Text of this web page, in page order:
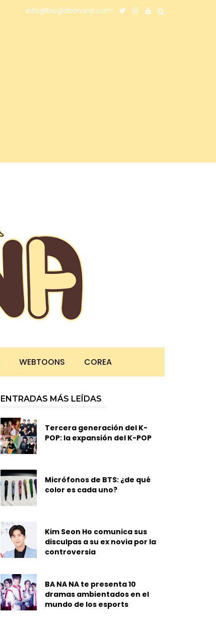
info@bloglabanana.com
WEBTOONS COREA
ENTRADAS MÁS LEÍDAS
Tercera generación del K-
POP: la expansión del K-POP
Micrófonos de BTS: ¿de qué
color es cada uno?
Kim Seon Ho comunica sus
disculpas a su ex novia por la
controversia
BA NA NA te presenta 10
dramas ambientados en el
mundo de los esports